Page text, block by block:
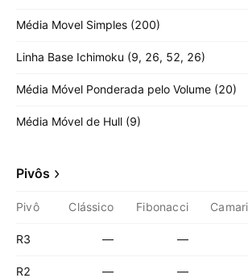
Média Movel Simples (200)
Linha Base Ichimoku (9, 26, 52, 26)
Média Móvel Ponderada pelo Volume (20)
Média Móvel de Hull (9)
Pivôs
Pivô Clássico Fibonacci
R3 — —
R2 — —